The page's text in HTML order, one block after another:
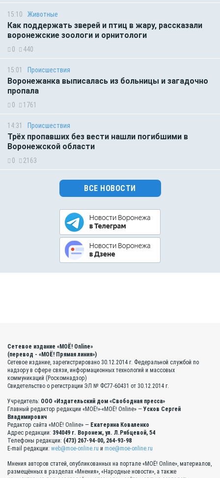
15:10 Животные
Как поддержать зверей и птиц в жару, рассказали
воронежские зоологи и орнитологи
0 440
15:01 Происшествия
Воронежанка выписалась из больницы и загадочно
пропала
0 1761
14:31 Происшествия
Трёх пропавших без вести нашли погибшими в
Воронежской области
0 2163
ВСЕ НОВОСТИ
Сетевое издание «МОЁ! Online»
(перевод - «МОЁ! Прямая линия»)
Сетевое издание, зарегистрировано 30.12.2014 г. Федеральной службой по
надзору в сфере связи, информационных технологий и массовых
коммуникаций (Роскомнадзор)
Свидетельство о регистрации ЭЛ № ФС77-60431 от 30.12.2014 г.
Учредитель: ООО «Издательский дом «Свободная пресса»
Главный редактор редакции «МОЁ!»-«МОЁ! Online» — Усков Сергей
Владимирович
Редактор сайта «МОЁ! Online» — Екатерина Коваленко
Адрес редакции: 394049 г. Воронеж, ул. Л.Рябцевой, 54
Телефоны редакции: (473) 267-94-00, 264-93-98
E-mail редакции: web@moe-online.ru и moe@moe-online.ru
Мнения авторов статей, опубликованных на портале «МОЁ! Online», материалов,
размещённых в разделах «Мнения», «Народные новости», а также